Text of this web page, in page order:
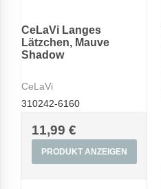
CeLaVi Langes
Lätzchen, Mauve
Shadow
CeLaVi
310242-6160
11,99 €
PRODUKT ANZEIGEN